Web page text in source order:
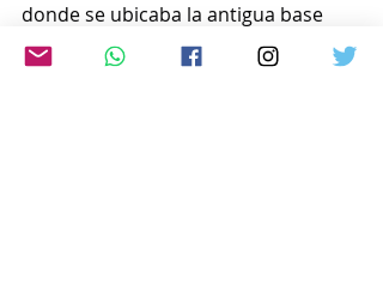
donde se ubicaba la antigua base
aérea naval de Ibusuki. Hacia el final
de la Segunda Guerra Mundial, la